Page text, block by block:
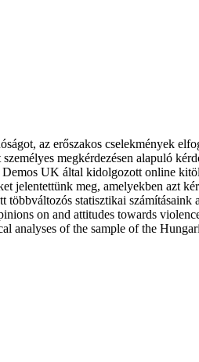
az erőszakos cselekmények
megkérdezésen alapuló
UK által kidolgozott online
jelentettünk meg, amelyekben azt
statisztikai számításaink
on and attitudes towards
analyses of the sample of the